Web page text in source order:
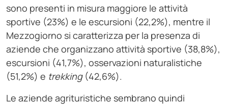
sono presenti in misura maggiore le attività
sportive (23%) e le escursioni (22,2%), mentre il
Mezzogiorno si caratterizza per la presenza di
aziende che organizzano attività sportive (38,8%),
escursioni (41,7%), osservazioni naturalistiche
(51,2%) e trekking(42,6%).
Le aziende agrituristiche sembrano quindi